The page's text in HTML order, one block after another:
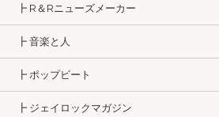
┣ R＆Rニューズメーカー
┣ 音楽と人
┣ ポップビート
┣ ジェイロックマガジン